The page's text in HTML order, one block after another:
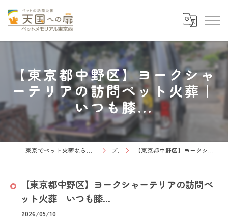
【東京都中野区】ヨークシャ
ーテリアの訪問ペット火葬｜
いつも膝...
東京でペット火葬なら天国への扉 ペットメモリアル東京西 ブログ 【東京都中野区】ヨークシャーテリアの訪問ペット火葬｜いつも膝...
【東京都中野区】ヨークシャーテリアの訪問ペ
ット火葬｜いつも膝...
2026/05/10